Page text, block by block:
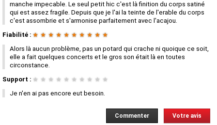
manche impecable. Le seul petit hic c'est là finition du corps satiné
qui est assez fragile. Depuis que je l'ai la teinte de l'erable du corps
c'est assombrie et s'armonise parfaitement avec l'acajou.
Fiabilité : ★ ★ ★ ★ ★ ★ ★ ★ ★ ★
Alors là aucun problème, pas un potard qui crache ni quoique ce soit,
elle a fait quelques concerts et le gros son était là en toutes
circonstance.
Support : ★ ★ ★ ★ ★ ★ ★ ★ ★ ★
Je n'en ai pas encore eut besoin.
Commenter Votre avis